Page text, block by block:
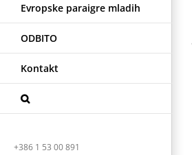
Evropske paraigre mladih
ODBITO
Kontakt
+386 1 53 00 891